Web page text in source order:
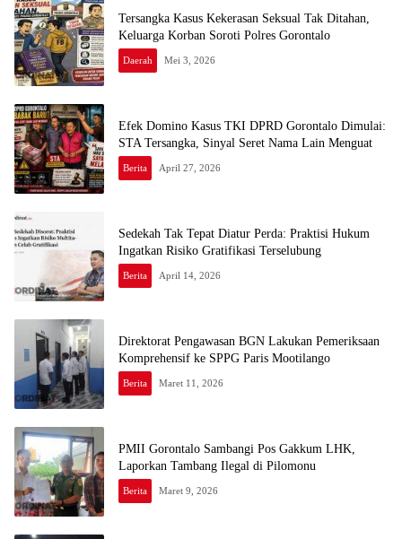
Tersangka Kasus Kekerasan Seksual Tak Ditahan,
Keluarga Korban Soroti Polres Gorontalo
Daerah Mei 3, 2026
Efek Domino Kasus TKI DPRD Gorontalo Dimulai:
STA Tersangka, Sinyal Seret Nama Lain Menguat
Berita April 27, 2026
Sedekah Tak Tepat Diatur Perda: Praktisi Hukum
Ingatkan Risiko Gratifikasi Terselubung
Berita April 14, 2026
Direktorat Pengawasan BGN Lakukan Pemeriksaan
Berita Maret 11, 2026
PMII Gorontalo Sambangi Pos Gakkum LHK,
Laporkan Tambang Ilegal di Pilomonu
Berita Maret 9, 2026